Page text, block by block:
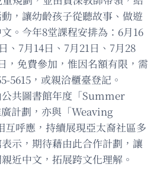
，讓幼齡孩子從聽故事、做遊
。今年8堂課程安排為：6月16
、7月14日、7月21日、7月28
，免費參加，惟因名額有限，需
5615，或親洽櫃臺登記。
共圖書館年度「Summer
計劃，亦與「Weaving
呼應，持續展現亞太裔社區多
示，期待藉由此合作計劃，讓
近中文，拓展跨文化理解。